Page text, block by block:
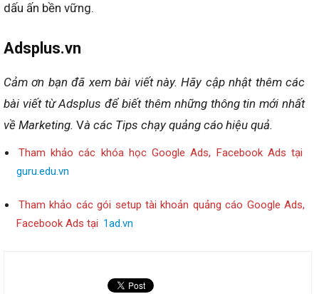
dấu ấn bền vững.
Adsplus.vn
Cảm ơn bạn đã xem bài viết này. Hãy cập nhật thêm các
bài viết từ Adsplus để biết thêm những thông tin mới nhất
về Marketing. Và các Tips chạy quảng cáo hiệu quả.
Tham khảo các khóa học Google Ads, Facebook Ads tại
guru.edu.vn
Tham khảo các gói setup tài khoản quảng cáo Google Ads,
Facebook Ads tại 1ad.vn